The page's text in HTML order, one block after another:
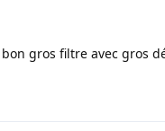
gros filtre avec gros